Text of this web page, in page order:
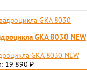
GKA 8030 NEW
GKA 8030 NEW
19 890 ₽